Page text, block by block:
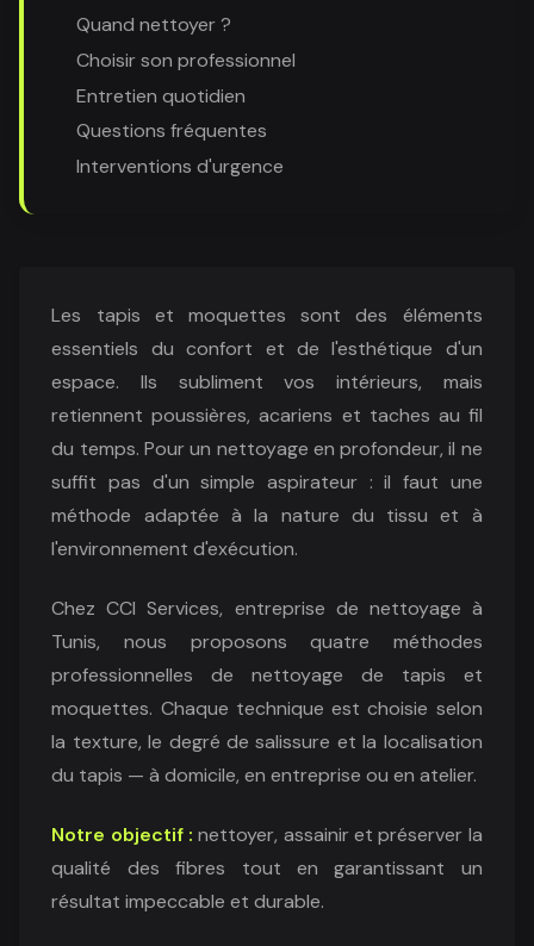
Quand nettoyer ?
Choisir son professionnel
Entretien quotidien
Questions fréquentes
Interventions d'urgence
Les tapis et moquettes sont des éléments
essentiels du confort et de l'esthétique d'un
espace. Ils subliment vos intérieurs, mais
retiennent poussières, acariens et taches au fil
du temps. Pour un nettoyage en profondeur, il ne
suffit pas d'un simple aspirateur : il faut une
méthode adaptée à la nature du tissu et à
l'environnement d'exécution.
Chez CCI Services, entreprise de nettoyage à
Tunis, nous proposons quatre méthodes
professionnelles de nettoyage de tapis et
moquettes. Chaque technique est choisie selon
la texture, le degré de salissure et la localisation
du tapis — à domicile, en entreprise ou en atelier.
Notre objectif : nettoyer, assainir et préserver la
qualité des fibres tout en garantissant un
résultat impeccable et durable.